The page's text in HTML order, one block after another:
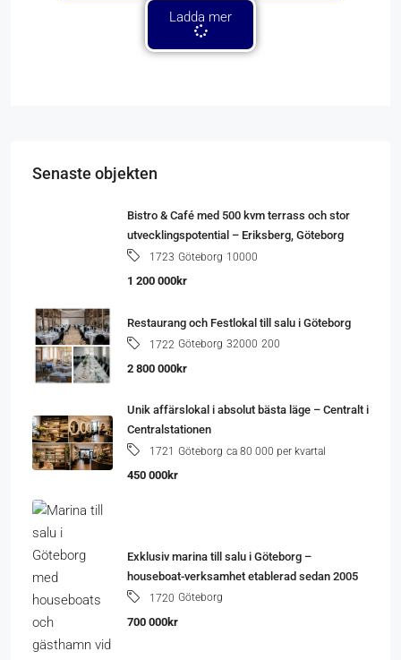
Ladda mer
Senaste objekten
Bistro & Café med 500 kvm terrass och stor
utvecklingspotential – Eriksberg, Göteborg
1723 Göteborg 10000
1 200 000kr
Restaurang och Festlokal till salu i Göteborg
1722 Göteborg 32000 200
2 800 000kr
Unik affärslokal i absolut bästa läge – Centralt i
Centralstationen
1721 Göteborg ca 80 000 per kvartal
450 000kr
Exklusiv marina till salu i Göteborg –
houseboat-verksamhet etablerad sedan 2005
1720 Göteborg
700 000kr